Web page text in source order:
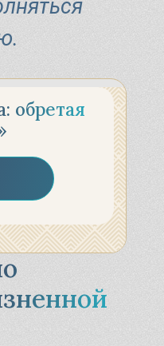
обретая